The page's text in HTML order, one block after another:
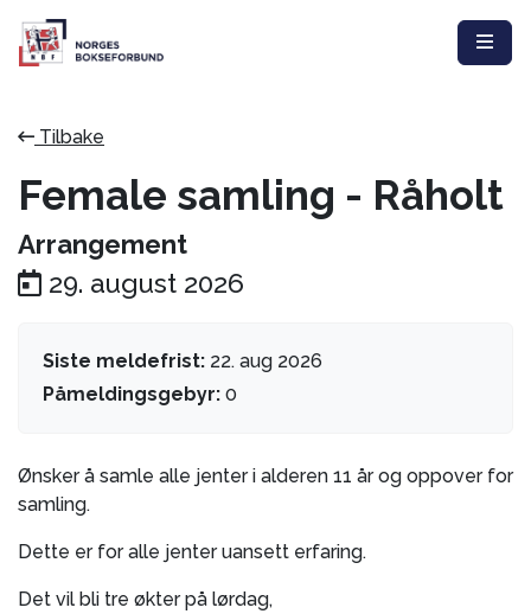
Tilbake
Female samling - Råholt
Arrangement
29. august 2026
Siste meldefrist: 22. aug 2026
Påmeldingsgebyr: 0
Ønsker å samle alle jenter i alderen 11 år og oppover for
samling.
Dette er for alle jenter uansett erfaring.
Det vil bli tre økter på lørdag,